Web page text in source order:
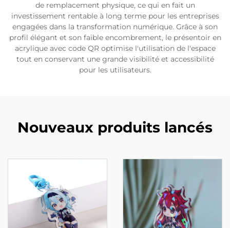
de remplacement physique, ce qui en fait un
investissement rentable à long terme pour les entreprises
engagées dans la transformation numérique. Grâce à son
profil élégant et son faible encombrement, le présentoir en
acrylique avec code QR optimise l'utilisation de l'espace
tout en conservant une grande visibilité et accessibilité
pour les utilisateurs.
Nouveaux produits lancés